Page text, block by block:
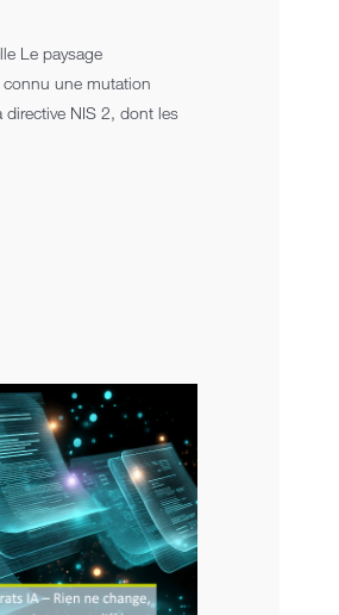
Le paysage
connu une mutation
directive NIS 2, dont les